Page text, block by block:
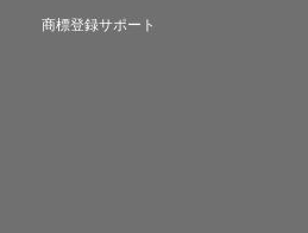
商標登録サポート